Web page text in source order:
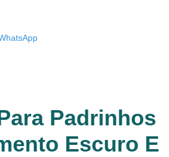
Padrinhos
Escuro E